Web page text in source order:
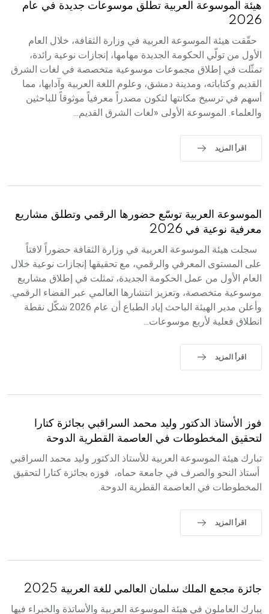
هيئة الموسوعة العربية تطلق موسوعات جديدة في عام 2026
هيئة الموسوعة العربية تطلق موسوعات جديدة في عام
2026
حقّقت هيئة الموسوعة العربية في وزارة الثقافة، خلال العام
الأول من تولّي الحكومة الجديدة مهامها، إنجازات نوعية رائدة،
تمثّلت في إطلاق مجموعات موسوعية متخصصة في لغات الشرق
القديم وكتاباته، ومدينة دمشق، وعلوم اللغة العربية وآدابها، مما
أسهم في ترسيخ مكانتها لتكون مصدراً معرفياً موثوقاً للباحثين
والعلماء. الموسوعة الأولى «لغات الشرق القديم...
اقرأ المزيد
الموسوعة العربية توسّع حضورها الرقمي وتطلق مشاريع
معرفية نوعية في 2026
سجلت هيئة الموسوعة العربية في وزارة الثقافة حضوراً لافتاً
على المستوى المعرفي والرقمي، مع تحقيقها إنجازات نوعية خلال
العام الأول من عمل الحكومة الجديدة، تمثلت في إطلاق مشاريع
موسوعية متخصصة، وتعزيز انتشارها العالمي عبر الفضاء الرقمي.
وأعلن مدير الهيئة الباحث إياد الطباع أن عام 2026 شكّل نقطة
انطلاق فعلية لأربع موسوعات...
اقرأ المزيد
فوز الأستاذ الدكتور وليد محمد السراقبي بجائزة كتارا
لتحقيق المخطوطات في العاصمة القطرية الدوحة
تبارك هيئة الموسوعة العربية للأستاذ الدكتور وليد محمد السراقبي
أستاذ النحو والصرف في جامعة حماه، فوزه بجائزة كتارا لتحقيق
المخطوطات في العاصمة القطرية الدوحة.
اقرأ المزيد
جائزة مجمع الملك سلمان العالمي للغة العربية 2025
يبارك العاملون في هيئة الموسوعة العربية والأساتذة والخبراء فيها